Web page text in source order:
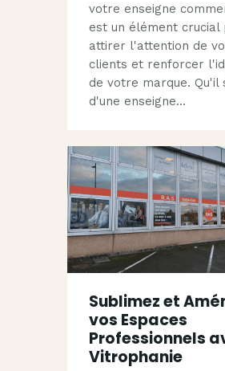
votre enseigne
est un élément crucial
attirer l'attention de
clients et renforcer
de votre marque. Qu'il
d'une enseigne…
Sublimez et
vos Espaces
Professionnels
Vitrophanie